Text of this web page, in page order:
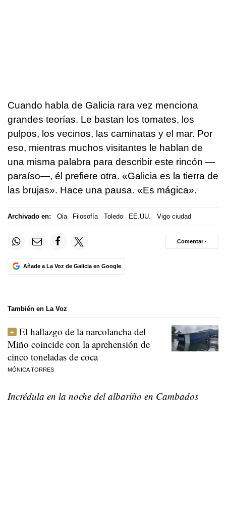
Cuando habla de Galicia rara vez menciona
grandes teorías. Le bastan los tomates, los
pulpos, los vecinos, las caminatas y el mar. Por
eso, mientras muchos visitantes le hablan de
una misma palabra para describir este rincón —
paraíso—, él prefiere otra. «Galicia es la tierra de
las brujas». Hace una pausa. «Es mágica».
Archivado en: Oia Filosofía Toledo EE.UU. Vigo ciudad
Añade a La Voz de Galicia en Google
Comentar ·
También en La Voz
El hallazgo de la narcolancha del
Miño coincide con la aprehensión de
cinco toneladas de coca
MÓNICA TORRES
Incrédula en la noche del albariño en Cambados